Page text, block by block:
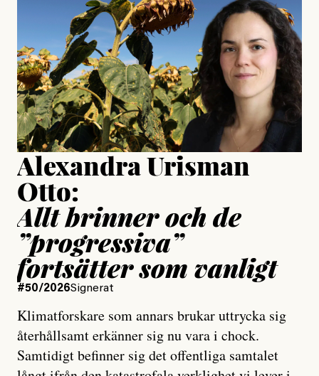
Jonas Lundström
Publicerad24 July, 2026
Jesper Lundby
Publicerad15 July, 2026
Uppdaterad15 July, 2026
Alexandra Urisman
Otto:
Allt brinner och de
”progressiva”
fortsätter som vanligt
#50/2026Signerat
Klimatforskare som annars brukar uttrycka sig
återhållsamt erkänner sig nu vara i chock.
Samtidigt befinner sig det offentliga samtalet